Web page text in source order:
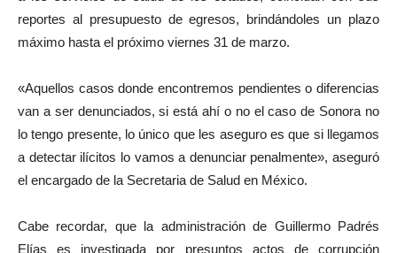
reportes al presupuesto de egresos, brindándoles un plazo
máximo hasta el próximo viernes 31 de marzo.
«Aquellos casos donde encontremos pendientes o diferencias
van a ser denunciados, si está ahí o no el caso de Sonora no
lo tengo presente, lo único que les aseguro es que si llegamos
a detectar ilícitos lo vamos a denunciar penalmente», aseguró
el encargado de la Secretaria de Salud en México.
Cabe recordar, que la administración de Guillermo Padrés
Elías es investigada por presuntos actos de corrupción